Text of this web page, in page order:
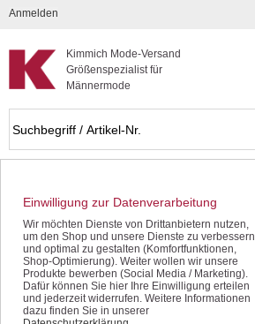
Kompletten Head der Seite überspringen
Kimmich Mode-Versand
Größenspezialist für
Männermode
Anmelden
Einwilligung zur Datenverarbeitung
Wir möchten Dienste von Drittanbietern nutzen,
um den Shop und unsere Dienste zu verbessern
und optimal zu gestalten (Komfortfunktionen,
Shop-Optimierung). Weiter wollen wir unsere
Produkte bewerben (Social Media / Marketing).
Dafür können Sie hier Ihre Einwilligung erteilen
und jederzeit widerrufen. Weitere Informationen
dazu finden Sie in unserer